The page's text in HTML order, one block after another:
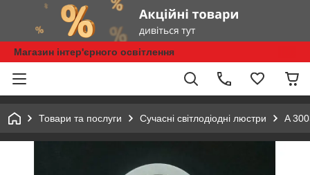
Магазин інтер'єрного освітлення
Товари та послуги Сучасні світлодіодні люстри A